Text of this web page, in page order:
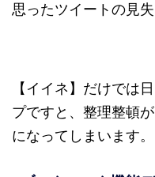
思ったツイートの見
【イイネ】だけでは
プですと、整理整頓
になってしまいます。